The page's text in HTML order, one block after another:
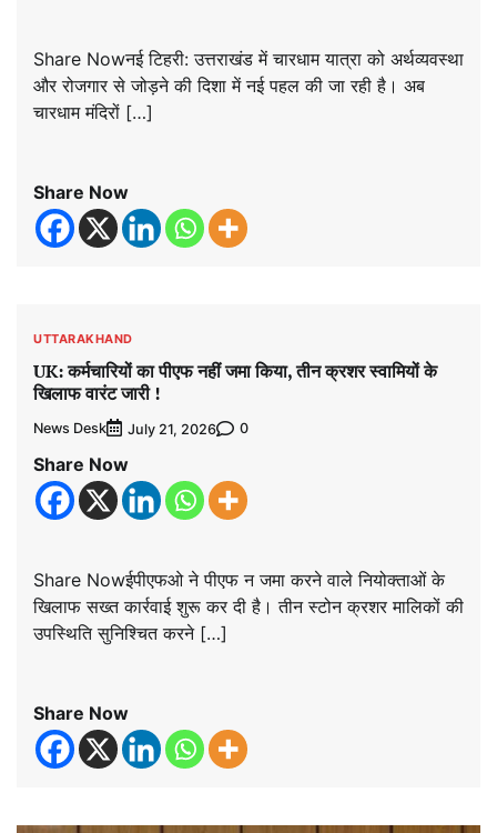
Share Nowनई टिहरी: उत्तराखंड में चारधाम यात्रा को अर्थव्यवस्था
और रोजगार से जोड़ने की दिशा में नई पहल की जा रही है। अब
चारधाम मंदिरों […]
Share Now
UTTARAKHAND
UK: कर्मचारियों का पीएफ नहीं जमा किया, तीन क्रशर स्वामियों के
खिलाफ वारंट जारी !
News Desk July 21, 2026 0
Share Now
Share Nowईपीएफओ ने पीएफ न जमा करने वाले नियोक्ताओं के
खिलाफ सख्त कार्रवाई शुरू कर दी है। तीन स्टोन क्रशर मालिकों की
उपस्थिति सुनिश्चित करने […]
Share Now